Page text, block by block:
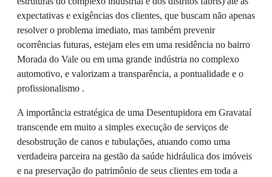
expectativas e exigências dos clientes, que buscam não apenas
resolver o problema imediato, mas também prevenir
ocorrências futuras, estejam eles em uma residência no bairro
Morada do Vale ou em uma grande indústria no complexo
automotivo, e valorizam a transparência, a pontualidade e o
profissionalismo .
A importância estratégica de uma Desentupidora em Gravataí
transcende em muito a simples execução de serviços de
desobstrução de canos e tubulações, atuando como uma
verdadeira parceira na gestão da saúde hidráulica dos imóveis
e na preservação do patrimônio de seus clientes em toda a